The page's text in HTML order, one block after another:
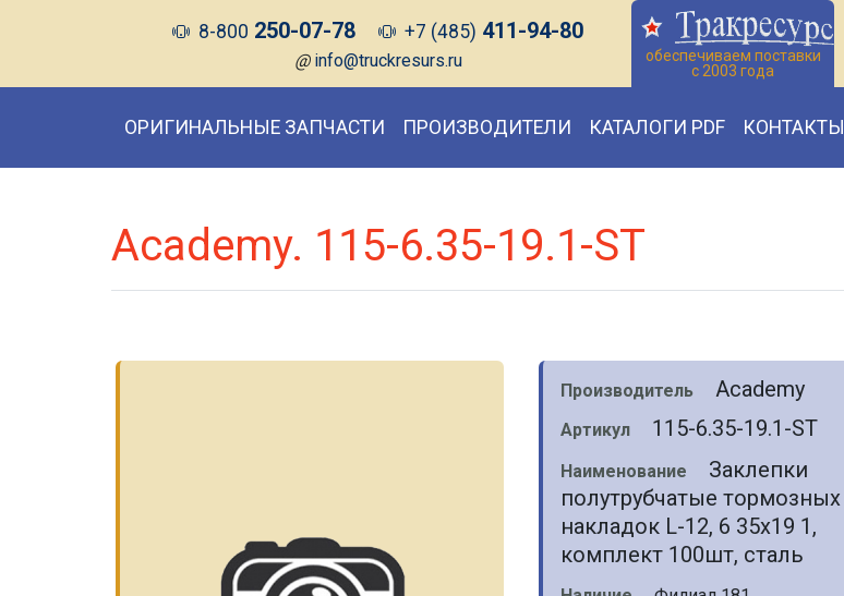
8-800 250-07-78 +7 (485) 411-94-80
@ info@truckresurs.ru
обеспечиваем поставки
с 2003 года
ОРИГИНАЛЬНЫЕ ЗАПЧАСТИ ПРОИЗВОДИТЕЛИ КАТАЛОГИ PDF КОНТАКТЫ
Academy. 115-6.35-19.1-ST
Производитель Academy
Артикул 115-6.35-19.1-ST
Наименование
Заклепки
полутрубчатые тормозных
накладок L-12, 6 35x19 1,
комплект 100шт, сталь